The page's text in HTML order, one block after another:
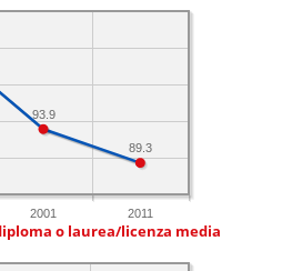
2001 2011
89.3
93.9
o laurea/licenza media